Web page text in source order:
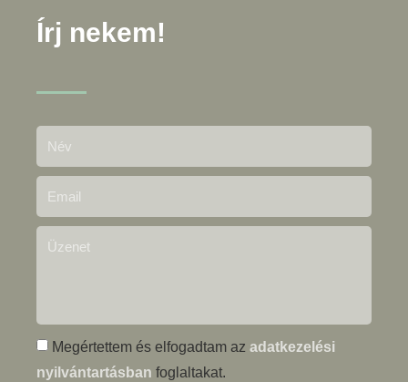
Írj nekem!
Megértettem és elfogadtam az adatkezelési
nyilvántartásban foglaltakat.